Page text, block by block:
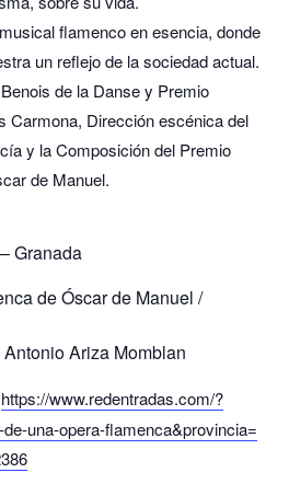
flamenco en esencia, donde
un reflejo de la sociedad actual.
de la Danse y Premio
Carmona, Dirección escénica del
y la Composición del Premio
de Manuel.
Granada
de Óscar de Manuel /
Ariza Momblan
https://www.redentradas.com/?
una-opera-flamenca&provincia=